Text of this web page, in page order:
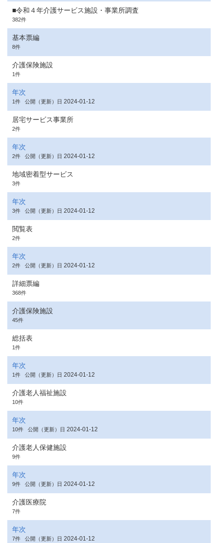
■令和４年介護サービス施設・事業所調査
382件
基本票編
8件
介護保険施設
1件
年次
1件 公開（更新）日 2024-01-12
居宅サービス事業所
2件
年次
2件 公開（更新）日 2024-01-12
地域密着型サービス
3件
年次
3件 公開（更新）日 2024-01-12
閲覧表
2件
年次
2件 公開（更新）日 2024-01-12
詳細票編
368件
介護保険施設
45件
総括表
1件
年次
1件 公開（更新）日 2024-01-12
介護老人福祉施設
10件
年次
10件 公開（更新）日 2024-01-12
介護老人保健施設
9件
年次
9件 公開（更新）日 2024-01-12
介護医療院
7件
年次
7件 公開（更新）日 2024-01-12